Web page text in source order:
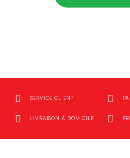
SERVICE CLIENT
LIVRAISON À DOMICILE